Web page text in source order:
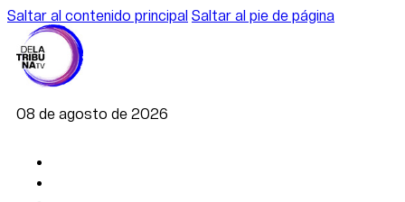
Saltar al contenido principal Saltar al pie de página
08 de agosto de 2026